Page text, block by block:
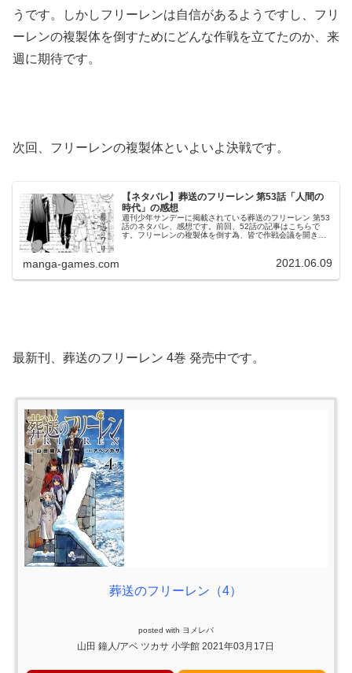
うです。しかしフリーレンは自信があるようですし、フリ
ーレンの複製体を倒すためにどんな作戦を立てたのか、来
週に期待です。
次回、フリーレンの複製体といよいよ決戦です。
【ネタバレ】葬送のフリーレン 第53話「人間の
時代」の感想
週刊少年サンデーに掲載されている葬送のフリーレン 第53
話のネタバレ、感想です。前回、52話の記事はこちらで
す。フリーレンの複製体を倒す為、皆で作戦会議を開きま
manga-games.com 2021.06.09
最新刊、葬送のフリーレン 4巻 発売中です。
葬送のフリーレン（4）
posted with ヨメレバ
山田 鐘人/アベ ツカサ 小学館 2021年03月17日